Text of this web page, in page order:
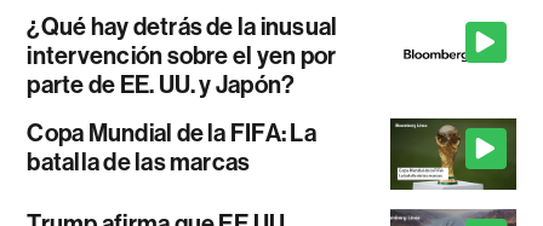
¿Qué hay detrás de la inusual
intervención sobre el yen por
parte de EE. UU. y Japón?
Copa Mundial de la FIFA: La
batalla de las marcas